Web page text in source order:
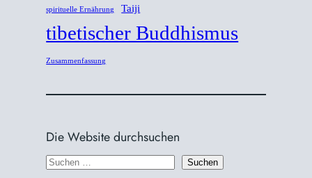
spirituelle Ernährung Taiji
tibetischer Buddhismus
Zusammenfassung
Die Website durchsuchen
S
Suchen